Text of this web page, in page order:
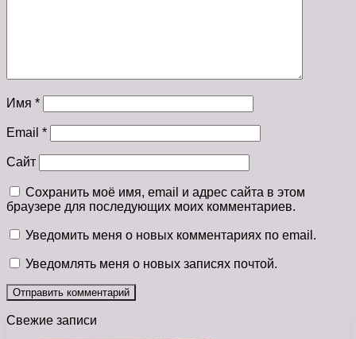
Имя *
Email *
Сайт
Сохранить моё имя, email и адрес сайта в этом
браузере для последующих моих комментариев.
Уведомить меня о новых комментариях по email.
Уведомлять меня о новых записях почтой.
Свежие записи